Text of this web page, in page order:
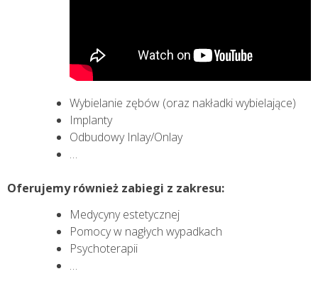
Wybielanie zębów (oraz nakładki wybielające)
Implanty
Odbudowy Inlay/Onlay
…
Oferujemy również zabiegi z zakresu:
Medycyny estetycznej
Pomocy w nagłych wypadkach
Psychoterapii
…